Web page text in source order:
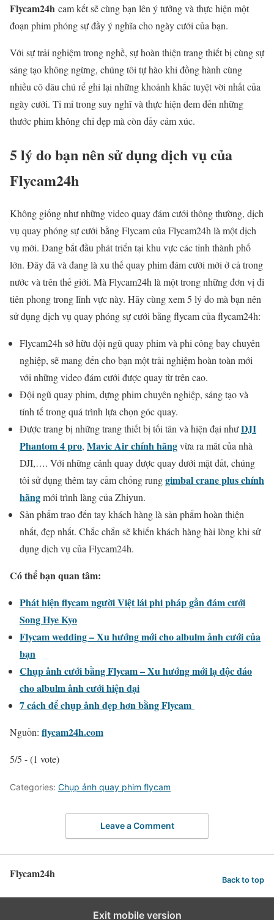
Flycam24h cam kết sẽ cùng bạn lên ý tưởng và thực hiện một
đoạn phim phóng sự đầy ý nghĩa cho ngày cưới của bạn.
Với sự trải nghiệm trong nghề, sự hoàn thiện trang thiết bị cùng sự
sáng tạo không ngừng, chúng tôi tự hào khi đồng hành cùng
nhiều cô dâu chú rể ghi lại những khoảnh khắc tuyệt vời nhất của
ngày cưới. Tỉ mỉ trong suy nghĩ và thực hiện đem đến những
thước phim không chỉ đẹp mà còn đầy cảm xúc.
5 lý do bạn nên sử dụng dịch vụ của
Flycam24h
Không giống như những video quay đám cưới thông thường, dịch
vụ quay phóng sự cưới bằng Flycam của Flycam24h là một dịch
vụ mới. Đang bắt đầu phát triển tại khu vực các tỉnh thành phố
lớn. Đây đã và đang là xu thế quay phim đám cưới mới ở cả trong
nước và trên thế giới. Mà Flycam24h là một trong những đơn vị đi
tiên phong trong lĩnh vực này. Hãy cùng xem 5 lý do mà bạn nên
sử dụng dịch vụ quay phóng sự cưới bằng flycam của flycam24h:
Flycam24h sở hữu đội ngũ quay phim và phi công bay chuyên
nghiệp, sẽ mang đến cho bạn một trải nghiệm hoàn toàn mới
với những video đám cưới được quay từ trên cao.
Đội ngũ quay phim, dựng phim chuyên nghiệp, sáng tạo và
tính tế trong quá trình lựa chọn góc quay.
Được trang bị những trang thiết bị tối tân và hiện đại nhưDJI
Phantom 4 pro, Mavic Air chính hãngvừa ra mắt của nhà
DJI,…. Với những cảnh quay được quay dưới mặt đất, chúng
tôi sử dụng thêm tay cầm chống runggimbal crane plus chính
hãngmới trình làng của Zhiyun.
Sản phẩm trao đến tay khách hàng là sản phẩm hoàn thiện
nhất, đẹp nhất. Chắc chắn sẽ khiến khách hàng hài lòng khi sử
dụng dịch vụ của Flycam24h.
Có thể bạn quan tâm:
Phát hiện flycam người Việt lái phi pháp gần đám cưới
Song Hye Kyo
Flycam wedding – Xu hướng mới cho albulm ảnh cưới của
bạn
Chụp ảnh cưới bằng Flycam – Xu hướng mới lạ độc đáo
cho albulm ảnh cưới hiện đại
7 cách để chụp ảnh đẹp hơn bằng Flycam
Nguồn: flycam24h.com
5/5 - (1 vote)
Categories: Chụp ảnh quay phim flycam
Leave a Comment
Flycam24h Back to top
Exit mobile version